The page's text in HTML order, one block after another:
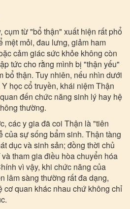
cụm từ "bổ thận" xuất hiện rất phổ
mệt mỏi, đau lưng, giảm ham
cảm giác sức khỏe không còn
tức cho rằng mình bị "thận yếu"
bổ thận. Tuy nhiên, nếu nhìn dưới
học cổ truyền, khái niệm Thận
đến chức năng sinh lý hay hệ
thường.
các y gia đã coi Thận là "tiên
của sự sống bẩm sinh. Thận tàng
dục và sinh sản; đồng thời chủ
tham gia điều hòa chuyển hóa
vì vậy, khi chức năng của
lâm sàng thường rất đa dạng,
cơ quan khác nhau chứ không chỉ